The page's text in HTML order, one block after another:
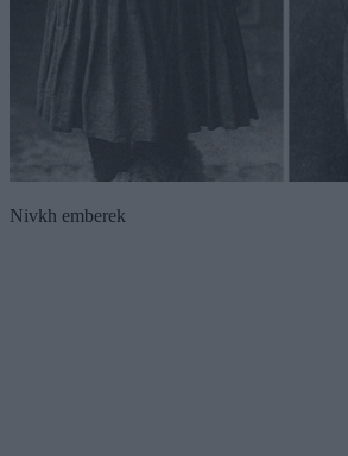
Nivkh emberek